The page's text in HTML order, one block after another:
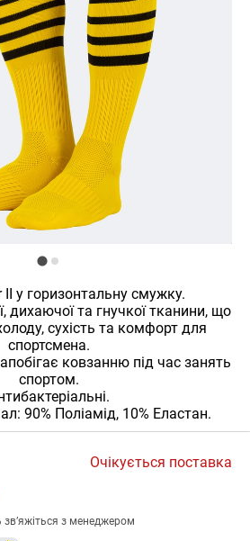
II у горизонтальну смужку.
дихаючої та гнучкої тканини, що
сухість та комфорт для
спортсмена.
ковзанню під час занять
спортом.
90% Поліамід, 10% Еластан.
Очікується поставка
з менеджером